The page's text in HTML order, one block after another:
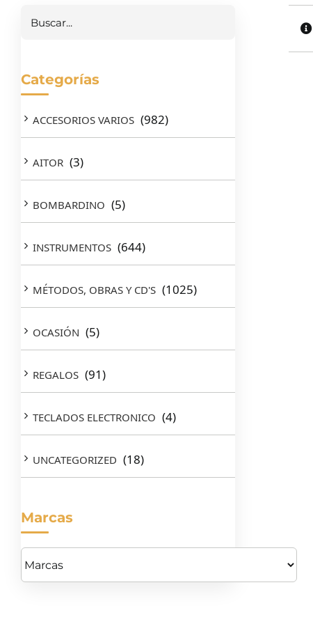
Categorías
ACCESORIOS VARIOS (982)
AITOR (3)
BOMBARDINO (5)
INSTRUMENTOS (644)
MÉTODOS, OBRAS Y CD'S (1025)
OCASIÓN (5)
REGALOS (91)
TECLADOS ELECTRONICO (4)
UNCATEGORIZED (18)
Marcas